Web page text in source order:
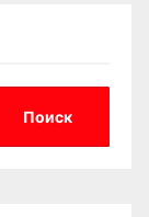
Поиск